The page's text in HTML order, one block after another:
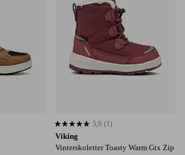
Viking
Vinterskoletter Toasty Warm Gtx Zip
5,0 basert på 1 karaktergivninger
5,0 (1)